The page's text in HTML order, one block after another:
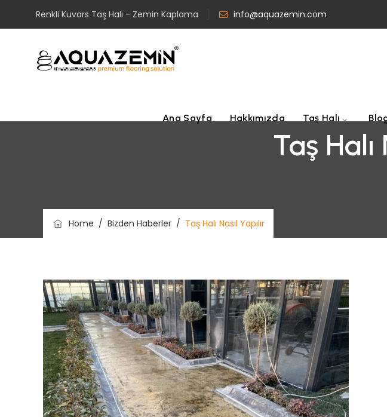
Renkli Kuvars Taş Halı - Zemin Kaplama info@aquazemin.com
Ana Sayfa Hakkımızda Taş Halı
Taş Halı
Home / Bizden Haberler/ Taş Halı Nasıl Yapılır